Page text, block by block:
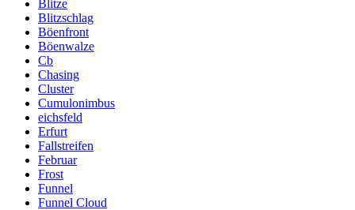
Blitze
Blitzschlag
Böenfront
Böenwalze
Cb
Chasing
Cluster
Cumulonimbus
eichsfeld
Erfurt
Fallstreifen
Februar
Frost
Funnel
Funnel Cloud